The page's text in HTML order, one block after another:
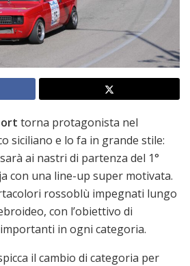
torna protagonista nel
siciliano e lo fa in grande stile:
ai nastri di partenza del 1°
con una line-up super motivata.
rossoblù impegnati lungo
con l’obiettivo di
in ogni categoria.
il cambio di categoria per